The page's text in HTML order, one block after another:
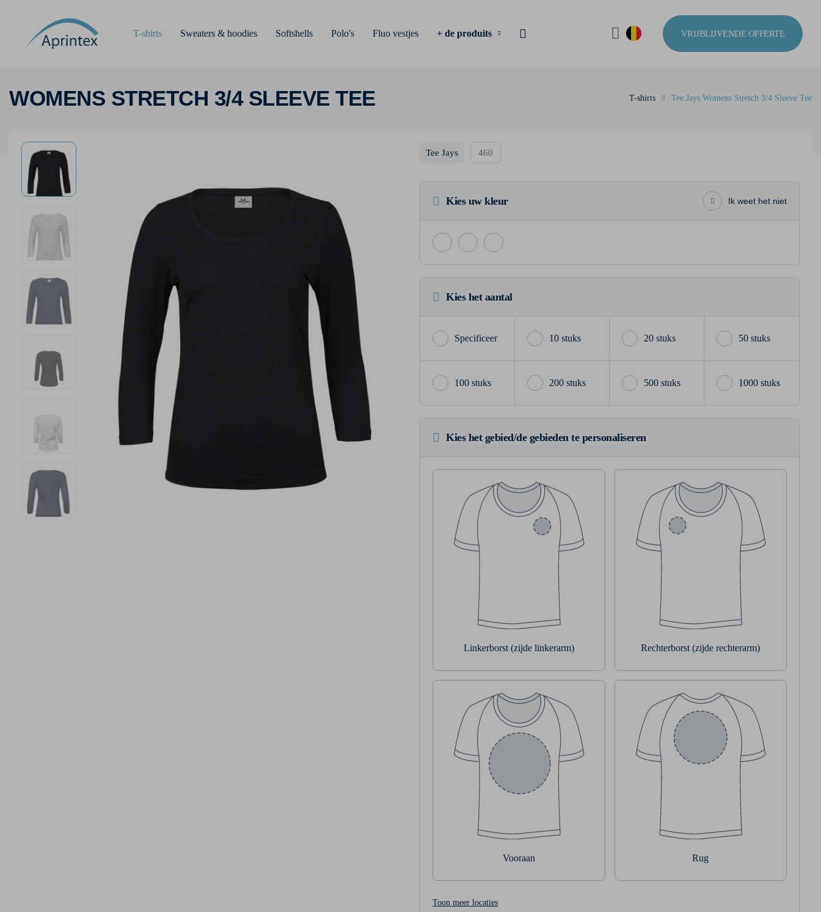
T-shirts Sweaters & hoodies Softshells Polo's Fluo vestjes + de produits VRIJBLIJVENDE OFFERTE
WOMENS STRETCH 3/4 SLEEVE TEE T-shirts Tee Jays Womens Stretch 3/4 Sleeve Tee
Tee Jays 460
Kies uw kleur Ik weet het niet
Kies het aantal
10 stuks 20 stuks 50 stuks
100 stuks 200 stuks 500 stuks 1000 stuks
Kies het gebied/de gebieden te personaliseren
Linkerborst (zijde linkerarm) Rechterborst (zijde rechterarm)
Vooraan Rug
Toon meer locaties